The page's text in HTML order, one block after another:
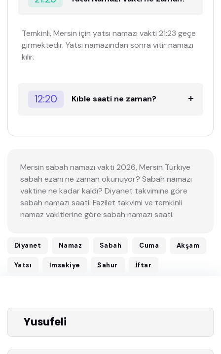
Temkinli, Mersin için yatsı namazı vakti 21:23 geçe
girmektedir. Yatsı namazından sonra vitir namazı
kılır.
12:20 Kıble saati ne zaman?
Mersin sabah namazı vakti 2026, Mersin Türkiye
sabah ezanı ne zaman okunuyor? Sabah namazı
vaktine ne kadar kaldı? Diyanet takvimine göre
sabah namazı saati. Fazilet takvimi ve temkinli
namaz vakitlerine göre sabah namazı saati.
Diyanet Namaz Sabah Cuma Akşam
Yatsı İmsakiye Sahur İftar
Yusufeli